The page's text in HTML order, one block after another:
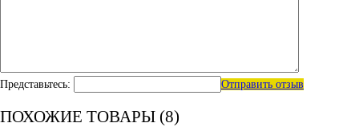
Представьтесь: Отправить отзыв
ПОХОЖИЕ ТОВАРЫ (8)